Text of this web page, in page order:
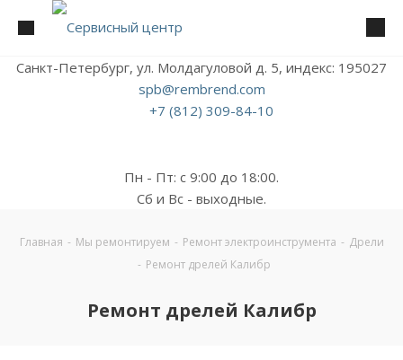
Санкт-Петербург, ул. Молдагуловой д. 5, индекс: 195027
spb@rembrend.com
+7 (812) 309-84-10
Пн - Пт: с 9:00 до 18:00.
Сб и Вс - выходные.
Главная - Мы ремонтируем - Ремонт электроинструмента - Дрели
- Ремонт дрелей Калибр
Ремонт дрелей Калибр